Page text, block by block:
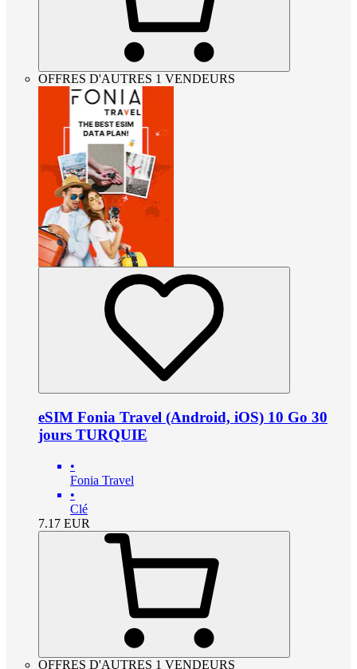
OFFRES D'AUTRES 1 VENDEURS
eSIM Fonia Travel (Android, iOS) 10 Go 30
jours TURQUIE
•
Fonia Travel
•
Clé
7.17 EUR
OFFRES D'AUTRES 1 VENDEURS